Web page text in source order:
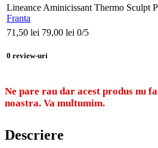
Lineance Aminicissant Thermo Sculpt
Franta
71,50 lei 79,00 lei 0/5
0 review-uri
Ne pare rau dar acest produs nu
noastra. Va multumim.
Descriere